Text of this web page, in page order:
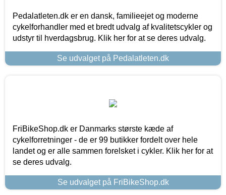
Pedalatleten.dk er en dansk, familieejet og moderne
cykelforhandler med et bredt udvalg af kvalitetscykler og
udstyr til hverdagsbrug. Klik her for at se deres udvalg.
Se udvalget på Pedalatleten.dk
FriBikeShop.dk er Danmarks største kæde af
cykelforretninger - de er 99 butikker fordelt over hele
landet og er alle sammen forelsket i cykler. Klik her for at
se deres udvalg.
Se udvalget på FriBikeShop.dk